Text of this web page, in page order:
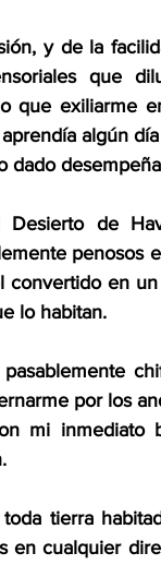
y de la
que
que exiliarme
algún
dado
de
penosos
en
lo habitan.
por los
mi inmediato
tierra
en cualquier